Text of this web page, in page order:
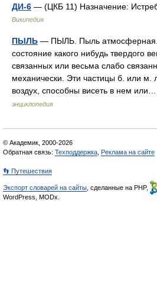
ДИ-6 — (ЦКБ 11) Назначение:
Википедия
ПЫЛЬ — ПЫЛЬ. Пыль атмосферная.
состояние какого нибудь твердого
связанных или весьма слабо
механически. Эти частицы б. или м.
воздух, способны висеть в нем
энциклопедия
© Академик, 2000-2026
Обратная связь: Техподдержка Реклама на сайте
👣 Путешествия
Экспорт словарей на сайты , сделанные на PHP,
WordPress, MODx.